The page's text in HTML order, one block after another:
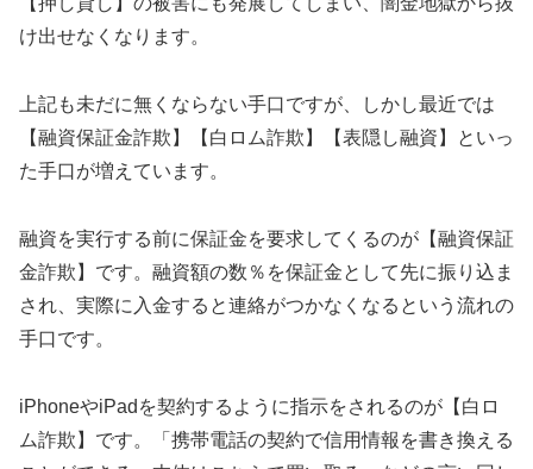
け出せなくなります。
上記も未だに無くならない手口ですが、しかし最近では
【融資保証金詐欺】【白ロム詐欺】【表隠し融資】といっ
た手口が増えています。
融資を実行する前に保証金を要求してくるのが【融資保証
金詐欺】です。融資額の数％を保証金として先に振り込ま
され、実際に入金すると連絡がつかなくなるという流れの
手口です。
iPhoneやiPadを契約するように指示をされるのが【白ロ
ム詐欺】です。「携帯電話の契約で信用情報を書き換える